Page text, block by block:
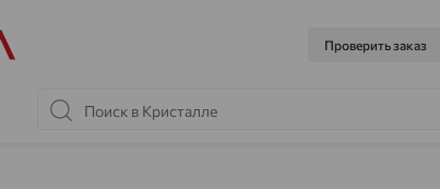
Проверить заказ